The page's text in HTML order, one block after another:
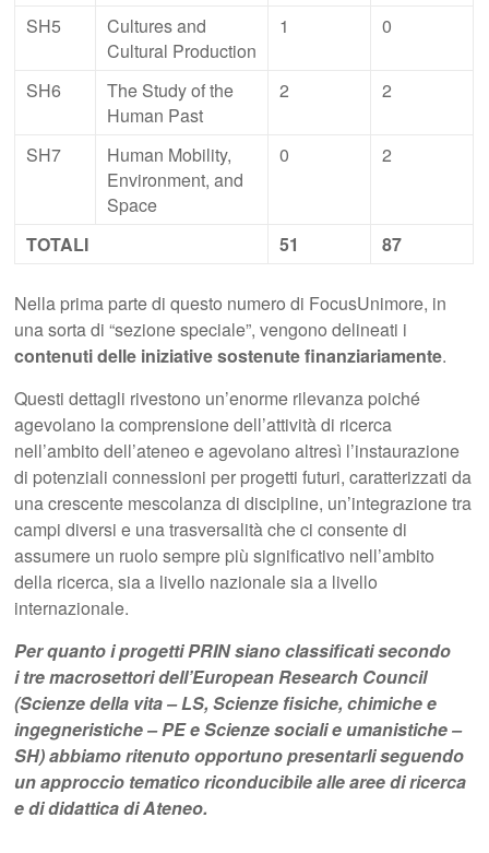
SH5
Cultures and
Cultural Production
1 0
SH6
The Study of the
Human Past
2 2
SH7
Human Mobility,
Environment, and
Space
0 2
TOTALI 51 87
Nella prima parte di questo numero di FocusUnimore, in
una sorta di “sezione speciale”, vengono delineati i
contenuti delle iniziative sostenute finanziariamente.
Questi dettagli rivestono un’enorme rilevanza poiché
agevolano la comprensione dell’attività di ricerca
nell’ambito dell’ateneo e agevolano altresì l’instaurazione
di potenziali connessioni per progetti futuri, caratterizzati da
una crescente mescolanza di discipline, un’integrazione tra
campi diversi e una trasversalità che ci consente di
assumere un ruolo sempre più significativo nell’ambito
della ricerca, sia a livello nazionale sia a livello
internazionale.
Per quanto i progetti PRIN siano classificati secondo
i tre macrosettori dell’European Research Council
(Scienze della vita – LS, Scienze fisiche, chimiche e
ingegneristiche – PE e Scienze sociali e umanistiche –
SH) abbiamo ritenuto opportuno presentarli seguendo
un approccio tematico riconducibile alle aree di ricerca
e di didattica di Ateneo.